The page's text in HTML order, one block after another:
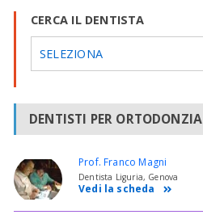
CERCA IL DENTISTA
SELEZIONA
DENTISTI PER ORTODONZIA
Prof. Franco Magni
Dentista Liguria, Genova
Vedi la scheda